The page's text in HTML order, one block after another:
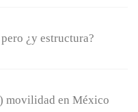
¿y estructura?
movilidad en México